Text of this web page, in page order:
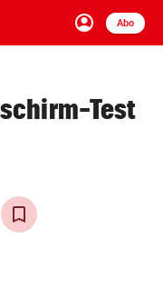
account_circle
Anmelden
Abo
close Schließen
arrow_right
Test